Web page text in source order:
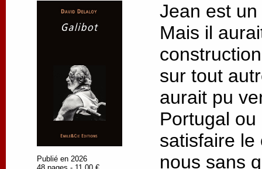
Publié en 2026
Jean est
Mais il
sur tout
aurait pu
Portugal
satisfaire le
nous sans